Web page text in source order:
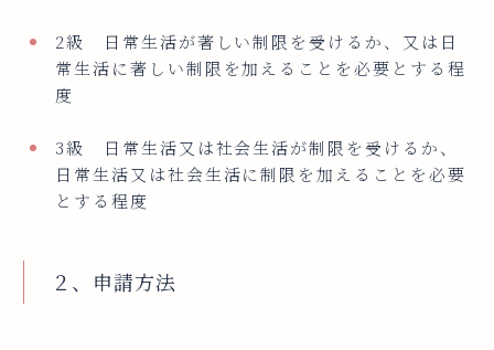
2級 日常生活が著しい制限を受けるか、又は日
常生活に著しい制限を加えることを必要とする程
度
3級 日常生活又は社会生活が制限を受けるか、
日常生活又は社会生活に制限を加えることを必要
とする程度
２、申請方法